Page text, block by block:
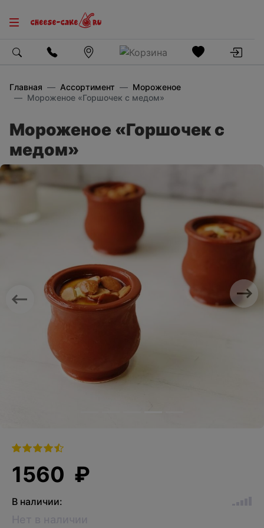
Главная Ассортимент
Мороженое
Мороженое «Горшочек с медом»
Мороженое «Горшочек с
медом»
Previous Next
1560 ₽
В наличии: